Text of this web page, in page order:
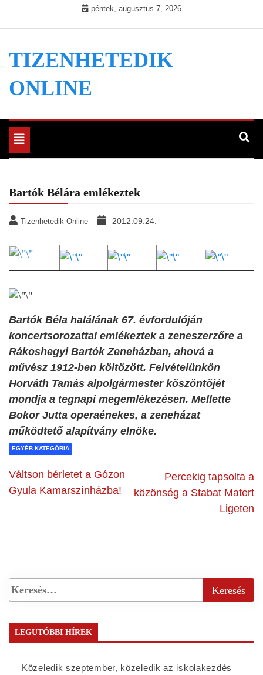
péntek, augusztus 7, 2026
TIZENHETEDIK
ONLINE
Toggle
navigation
Bartók Bélára emlékeztek
Tizenhetedik Online 2012.09.24.
Bartók Béla halálának 67. évfordulóján
koncertsorozattal emlékeztek a zeneszerzőre a
Rákoshegyi Bartók Zeneházban, ahová a
művész 1912-ben költözött. Felvételünkön
Horváth Tamás alpolgármester köszöntőjét
mondja a tegnapi megemlékezésen. Mellette
Bokor Jutta operaénekes, a zeneházat
működtető alapítvány elnöke.
EGYÉB KATEGÓRIA
Váltson bérletet a Gózon
Gyula Kamarszínházba!
Percekig tapsolta a
közönség a Stabat Matert
Ligeten
LEGUTÓBBI HÍREK
Közeledik szeptember, közeledik az iskolakezdés